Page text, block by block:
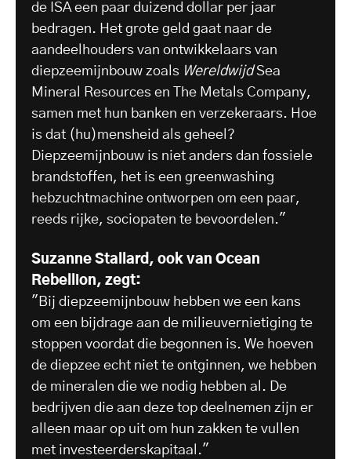
de ISA een paar duizend dollar per jaar
bedragen. Het grote geld gaat naar de
aandeelhouders van ontwikkelaars van
diepzeemijnbouw zoals WereldwijdSea
Mineral Resources en The Metals Company,
samen met hun banken en verzekeraars. Hoe
is dat (hu)mensheid als geheel?
Diepzeemijnbouw is niet anders dan fossiele
brandstoffen, het is een greenwashing
hebzuchtmachine ontworpen om een paar,
reeds rijke, sociopaten te bevoordelen."
Suzanne Stallard, ook van Ocean
Rebellion, zegt:
"Bij diepzeemijnbouw hebben we een kans
om een bijdrage aan de milieuvernietiging te
stoppen voordat die begonnen is. We hoeven
de diepzee echt niet te ontginnen, we hebben
de mineralen die we nodig hebben al. De
bedrijven die aan deze top deelnemen zijn er
alleen maar op uit om hun zakken te vullen
met investeerderskapitaal."